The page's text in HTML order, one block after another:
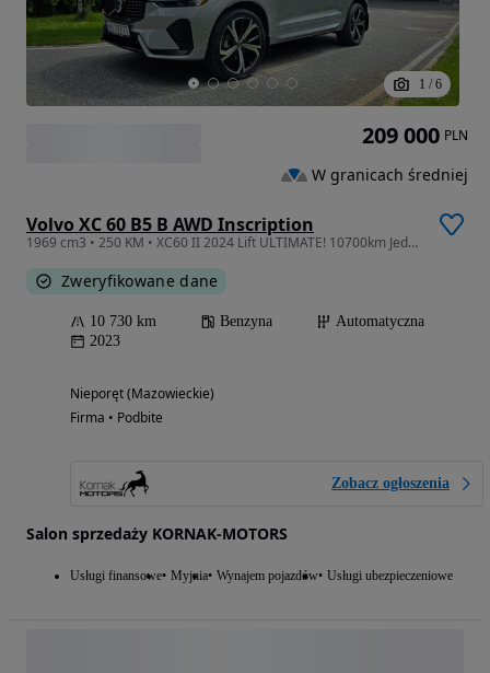
1 / 6
Volvo XC 60 B5 B AWD Inscription
1969 cm3 • 250 KM • XC60 II 2024 Lift ULTIMATE! 10700km Jedyny taki ! FVAT
Zweryfikowane dane
10 730 km Benzyna
Automatyczna
2023
Nieporęt (Mazowieckie)
Firma • Podbite
Zobacz ogłoszenia
Salon sprzedaży KORNAK-MOTORS
Usługi finansowe Myjnia Wynajem pojazdów Usługi ubezpieczeniowe
209 000 PLN
W granicach średniej